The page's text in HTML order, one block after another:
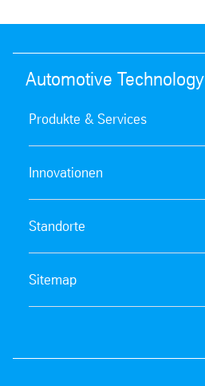
Automotive Technology
Produkte & Services
Innovationen
Standorte
Sitemap